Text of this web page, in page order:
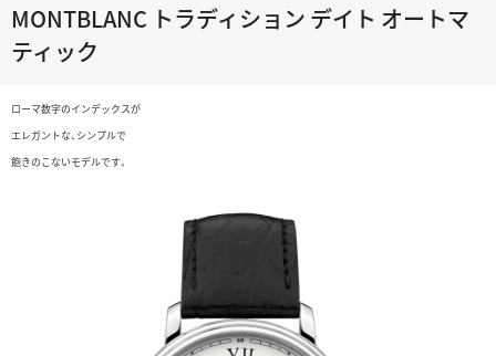
MONTBLANC トラディション デイト オートマ
ティック
ローマ数字のインデックスが
エレガントな、シンプルで
飽きのこないモデルです。